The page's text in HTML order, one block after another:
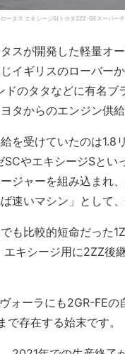
ロータス エキシージS(トヨタ2ZZ-GEスー
スが開発した軽量オ
イギリスのローバー
ドのタタなどに有名
タからのエンジン供給
を受けていたのは1.8
SCやエキシージSと
ジャーを組み込まれ
速いマシン」として
も比較的短命だった
エキシージ用に2ZZ後
ォーラにも2GR-FE
で存在する始末です。